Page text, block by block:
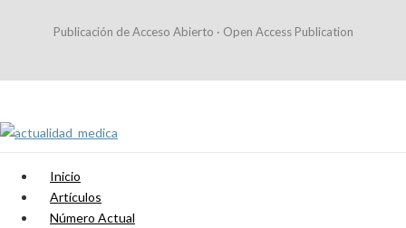
Publicación de Acceso Abierto · Open Access Publication
Inicio
Artículos
Número Actual